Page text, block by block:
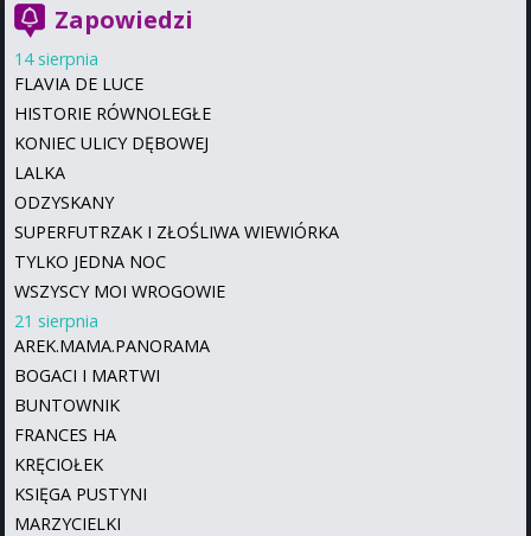
Zapowiedzi
14 sierpnia
FLAVIA DE LUCE
HISTORIE RÓWNOLEGŁE
KONIEC ULICY DĘBOWEJ
LALKA
ODZYSKANY
SUPERFUTRZAK I ZŁOŚLIWA WIEWIÓRKA
TYLKO JEDNA NOC
WSZYSCY MOI WROGOWIE
21 sierpnia
AREK.MAMA.PANORAMA
BOGACI I MARTWI
BUNTOWNIK
FRANCES HA
KRĘCIOŁEK
KSIĘGA PUSTYNI
MARZYCIELKI